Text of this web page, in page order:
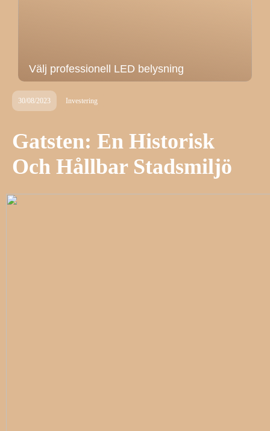
Välj professionell LED belysning
30/08/2023 Investering
Gatsten: En Historisk
Och Hållbar Stadsmiljö